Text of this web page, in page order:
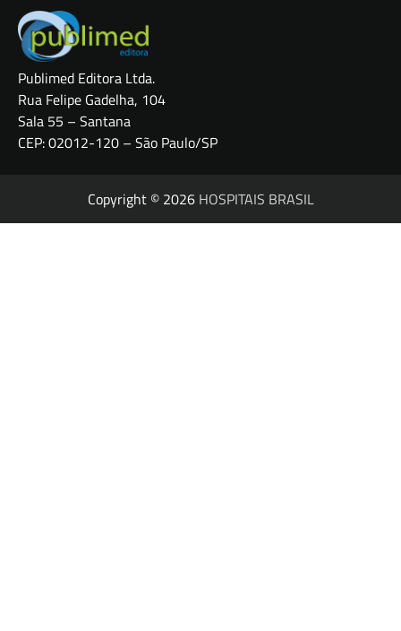
Publimed Editora Ltda.
Rua Felipe Gadelha, 104
Sala 55 – Santana
CEP: 02012-120 – São Paulo/SP
Copyright © 2026 HOSPITAIS BRASIL